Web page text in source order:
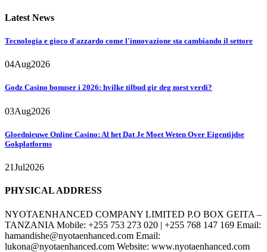
Latest News
Tecnologia e gioco d'azzardo come l'innovazione sta cambiando il settore
04Aug2026
Godz Casino bonuser i 2026: hvilke tilbud gir deg mest verdi?
03Aug2026
Gloednieuwe Online Casino: Al het Dat Je Moet Weten Over Eigentijdse
Gokplatforms
21Jul2026
PHYSICAL ADDRESS
NYOTAENHANCED COMPANY LIMITED P.O BOX GEITA –
TANZANIA Mobile: +255 753 273 020 | +255 768 147 169 Email:
hamandishe@nyotaenhanced.com Email:
lukona@nyotaenhanced.com Website: www.nyotaenhanced.com